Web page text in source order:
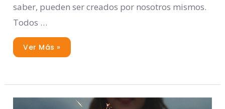
saber, pueden ser creados por nosotros mismos.
Todos …
Ver Más »